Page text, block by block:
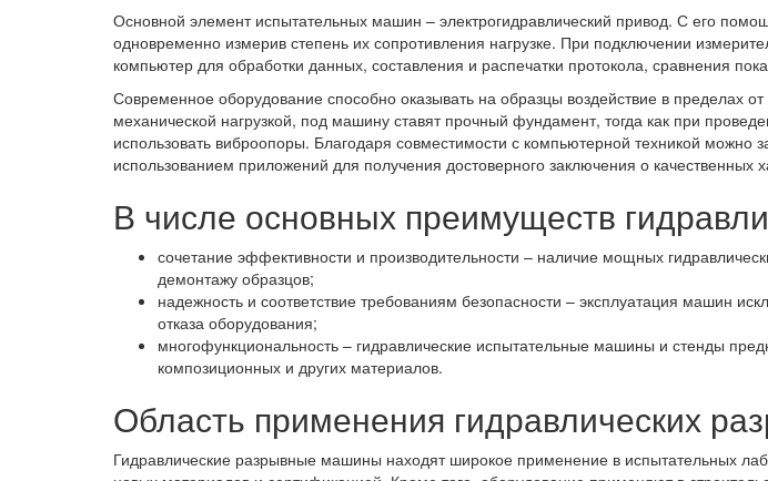
Основной элемент испытательных машин – электрогидравлический привод. С его
одновременно измерив степень их сопротивления нагрузке. При подключении
компьютер для обработки данных, составления и распечатки протокола, сравнения
Современное оборудование способно оказывать на образцы воздействие в пределах
механической нагрузкой, под машину ставят прочный фундамент, тогда как при
использовать виброопоры. Благодаря совместимости с компьютерной техникой
использованием приложений для получения достоверного заключения о качественных
В числе основных преимуществ
сочетание эффективности и производительности – наличие мощных
демонтажу образцов;
надежность и соответствие требованиям безопасности – эксплуатация машин
отказа оборудования;
многофункциональность – гидравлические испытательные машины и стенды
композиционных и других материалов.
Область применения гидравлических
Гидравлические разрывные машины находят широкое применение в испытательных